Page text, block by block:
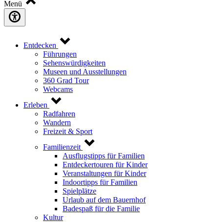
Menü
Entdecken
Führungen
Sehenswürdigkeiten
Museen und Ausstellungen
360 Grad Tour
Webcams
Erleben
Radfahren
Wandern
Freizeit & Sport
Familienzeit
Ausflugstipps für Familien
Entdeckertouren für Kinder
Veranstaltungen für Kinder
Indoortipps für Familien
Spielplätze
Urlaub auf dem Bauernhof
Badespaß für die Familie
Kultur